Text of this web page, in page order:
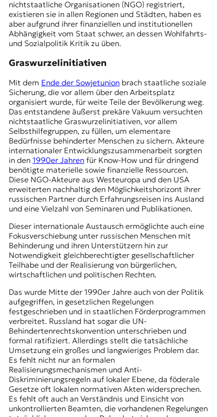
nichtstaatliche Organisationen (NGO) registriert,
existieren sie in allen Regionen und Städten, haben es
aber aufgrund ihrer finanziellen und institutionellen
Abhängigkeit vom Staat schwer, an dessen Wohlfahrts-
und Sozialpolitik Kritik zu üben.
Graswurzelinitiativen
Mit dem Ende der Sowjetunionbrach staatliche soziale
Sicherung, die vor allem über den Arbeitsplatz
organisiert wurde, für weite Teile der Bevölkerung weg.
Das entstandene äußerst prekäre Vakuum versuchten
nichtstaatliche Graswurzelinitiativen, vor allem
Selbsthilfegruppen, zu füllen, um elementare
Bedürfnisse behinderter Menschen zu sichern. Akteure
internationaler Entwicklungszusammenarbeit sorgten
in den 1990er Jahrenfür Know-How und für dringend
benötigte materielle sowie finanzielle Ressourcen.
Diese NGO-Akteure aus Westeuropa und den USA
erweiterten nachhaltig den Möglichkeitshorizont ihrer
russischen Partner durch Erfahrungsreisen ins Ausland
und eine Vielzahl von Seminaren und Publikationen.
Dieser internationale Austausch ermöglichte auch eine
Fokusverschiebung unter russischen Menschen mit
Behinderung und ihren Unterstützern hin zur
Notwendigkeit gleichberechtigter gesellschaftlicher
Teilhabe und der Realisierung von bürgerlichen,
wirtschaftlichen und politischen Rechten.
Das wurde Mitte der 1990er Jahre auch von der Politik
aufgegriffen, in gesetzlichen Regelungen
festgeschrieben und in staatlichen Förderprogrammen
verbreitet. Russland hat sogar die UN-
Behindertenrechtskonvention unterschrieben und
formal ratifiziert. Allerdings stellt die tatsächliche
Umsetzung ein großes und langwieriges Problem dar.
Es fehlt nicht nur an formalen
Realisierungsmechanismen und Anti-
Diskriminierungsregeln auf lokaler Ebene, da föderale
Gesetze oft lokalen normativen Akten widersprechen.
Es fehlt oft auch an Verständnis und Einsicht von
unkontrollierten Beamten, die vorhandenen Regelungen